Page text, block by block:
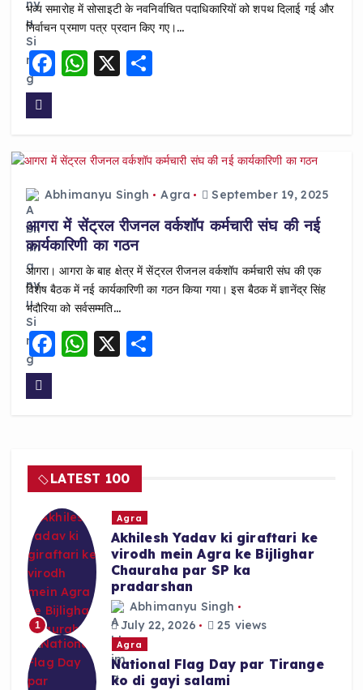
भव्य समारोह में सोसाइटी के नवनिर्वाचित पदाधिकारियों को शपथ दिलाई गई और
निर्वाचन प्रमाण पत्र प्रदान किए गए।…
F
b
o
o
k
W
A
p
p
X S
Abhimanyu Singh Agra September 19, 2025
आगरा में सेंट्रल रीजनल वर्कशॉप कर्मचारी संघ की नई
कार्यकारिणी का गठन
आगरा। आगरा के बाह क्षेत्र में सेंट्रल रीजनल वर्कशॉप कर्मचारी संघ की एक
विशेष बैठक में नई कार्यकारिणी का गठन किया गया। इस बैठक में ज्ञानेंद्र सिंह
भदौरिया को सर्वसम्मति…
F
o
o
k
W
p
p
X S
LATEST 100
1
Agra
Akhilesh Yadav ki giraftari ke
virodh mein Agra ke Bijlighar
Chauraha par SP ka
pradarshan
Abhimanyu Singh
July 22, 2026
25 views
Agra
National Flag Day par Tirange
ko di gayi salami